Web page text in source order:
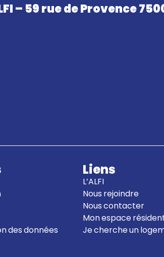
– 59 rue de Provence
des données
Liens
L’ALFI
Nous rejoindre
Nous contacter
Mon espace
Je cherche un